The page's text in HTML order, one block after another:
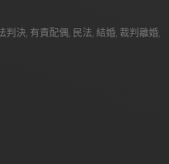
判決, 有責配偶, 民法,結婚, 裁判離婚,